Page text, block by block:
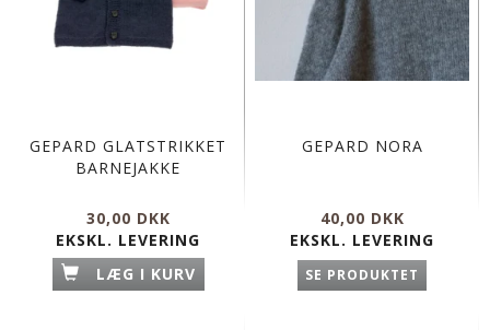
GEPARD GLATSTRIKKET
BARNEJAKKE
30,00 DKK
EKSKL. LEVERING
LÆG I KURV
GEPARD NORA
40,00 DKK
EKSKL. LEVERING
SE PRODUKTET